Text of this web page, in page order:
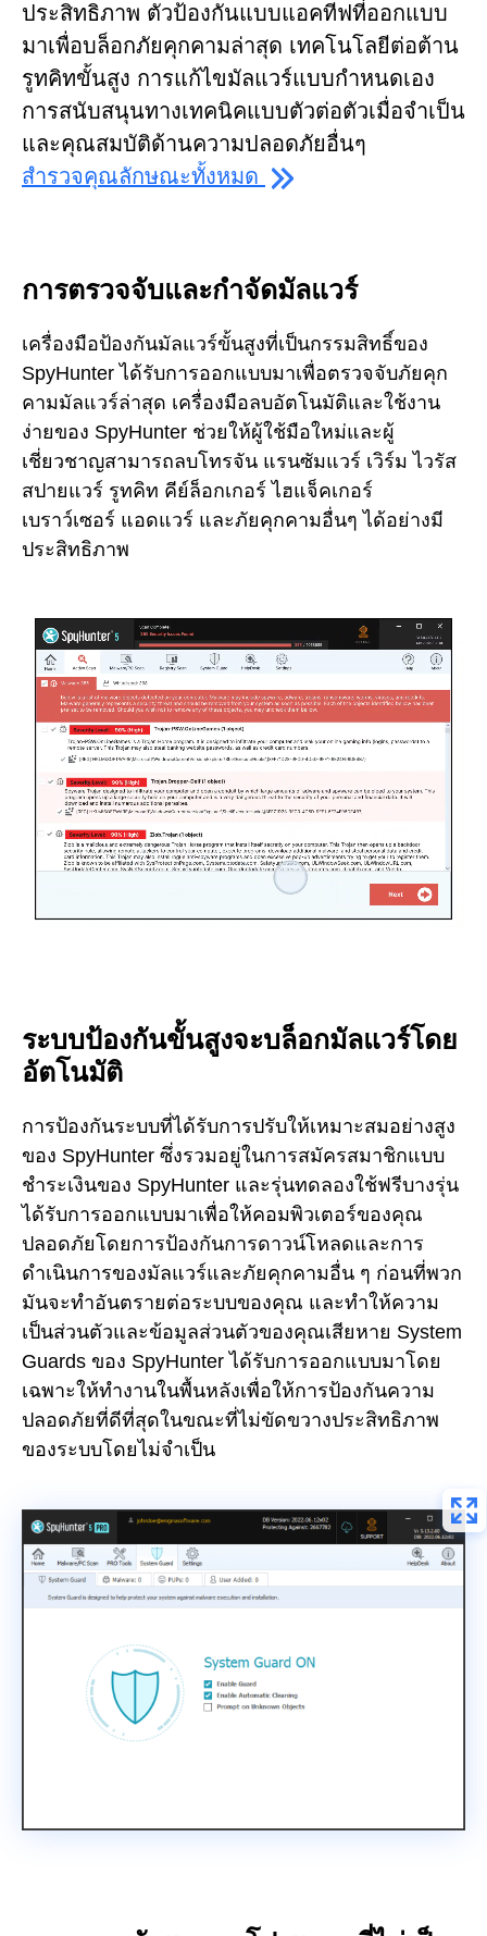
ประสิทธิภาพ ตัวป้องกันแบบแอคทีฟที่ออกแบบ
มาเพื่อบล็อกภัยคุกคามล่าสุด เทคโนโลยีต่อต้าน
รูทคิทขั้นสูง การแก้ไขมัลแวร์แบบกำหนดเอง
การสนับสนุนทางเทคนิคแบบตัวต่อตัวเมื่อจำเป็น
และคุณสมบัติด้านความปลอดภัยอื่นๆ
สำรวจคุณลักษณะทั้งหมด
การตรวจจับและกำจัดมัลแวร์
เครื่องมือป้องกันมัลแวร์ขั้นสูงที่เป็นกรรมสิทธิ์ของ
SpyHunter ได้รับการออกแบบมาเพื่อตรวจจับภัยคุก
คามมัลแวร์ล่าสุด เครื่องมือลบอัตโนมัติและใช้งาน
ง่ายของ SpyHunter ช่วยให้ผู้ใช้มือใหม่และผู้
เชี่ยวชาญสามารถลบโทรจัน แรนซัมแวร์ เวิร์ม ไวรัส
สปายแวร์ รูทคิท คีย์ล็อกเกอร์ ไฮแจ็คเกอร์
เบราว์เซอร์ แอดแวร์ และภัยคุกคามอื่นๆ ได้อย่างมี
ประสิทธิภาพ
ระบบป้องกันขั้นสูงจะบล็อกมัลแวร์โดย
อัตโนมัติ
การป้องกันระบบที่ได้รับการปรับให้เหมาะสมอย่างสูง
ของ SpyHunter ซึ่งรวมอยู่ในการสมัครสมาชิกแบบ
ชำระเงินของ SpyHunter และรุ่นทดลองใช้ฟรีบางรุ่น
ได้รับการออกแบบมาเพื่อให้คอมพิวเตอร์ของคุณ
ปลอดภัยโดยการป้องกันการดาวน์โหลดและการ
ดำเนินการของมัลแวร์และภัยคุกคามอื่น ๆ ก่อนที่พวก
มันจะทำอันตรายต่อระบบของคุณ และทำให้ความ
เป็นส่วนตัวและข้อมูลส่วนตัวของคุณเสียหาย System
Guards ของ SpyHunter ได้รับการออกแบบมาโดย
เฉพาะให้ทำงานในพื้นหลังเพื่อให้การป้องกันความ
ปลอดภัยที่ดีที่สุดในขณะที่ไม่ขัดขวางประสิทธิภาพ
ของระบบโดยไม่จำเป็น